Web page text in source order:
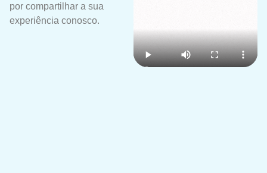
por compartilhar a sua
experiência conosco.